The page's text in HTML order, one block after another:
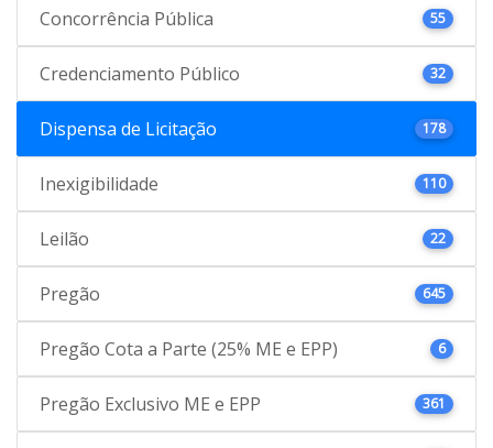
Concorrência Pública 55
Credenciamento Público 32
Dispensa de Licitação 178
Inexigibilidade 110
Leilão 22
Pregão 645
Pregão Cota a Parte (25% ME e EPP) 6
Pregão Exclusivo ME e EPP 361